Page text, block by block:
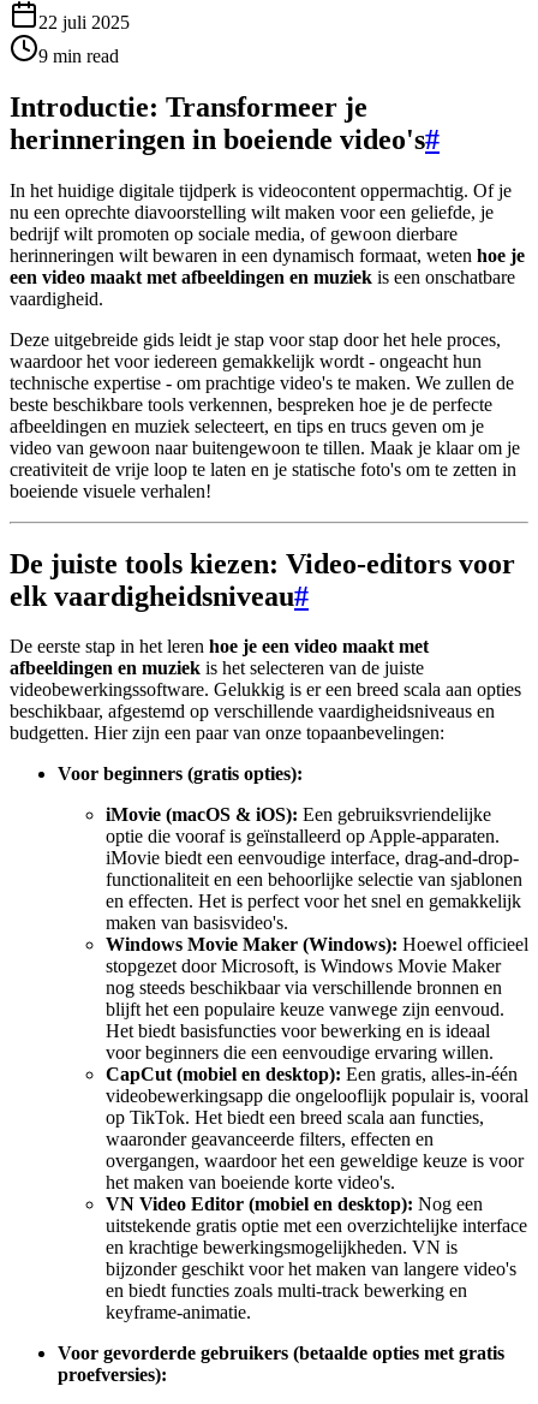
22 juli 2025
9 min read
Introductie: Transformeer je
herinneringen in boeiende video's#
In het huidige digitale tijdperk is videocontent oppermachtig. Of je
nu een oprechte diavoorstelling wilt maken voor een geliefde, je
bedrijf wilt promoten op sociale media, of gewoon dierbare
herinneringen wilt bewaren in een dynamisch formaat, weten hoe je
een video maakt met afbeeldingen en muziek is een onschatbare
vaardigheid.
Deze uitgebreide gids leidt je stap voor stap door het hele proces,
waardoor het voor iedereen gemakkelijk wordt - ongeacht hun
technische expertise - om prachtige video's te maken. We zullen de
beste beschikbare tools verkennen, bespreken hoe je de perfecte
afbeeldingen en muziek selecteert, en tips en trucs geven om je
video van gewoon naar buitengewoon te tillen. Maak je klaar om je
creativiteit de vrije loop te laten en je statische foto's om te zetten in
boeiende visuele verhalen!
De juiste tools kiezen: Video-editors voor
elk vaardigheidsniveau#
De eerste stap in het leren hoe je een video maakt met
afbeeldingen en muziek is het selecteren van de juiste
videobewerkingssoftware. Gelukkig is er een breed scala aan opties
beschikbaar, afgestemd op verschillende vaardigheidsniveaus en
budgetten. Hier zijn een paar van onze topaanbevelingen:
Voor beginners (gratis opties):
iMovie (macOS & iOS): Een gebruiksvriendelijke
optie die vooraf is geïnstalleerd op Apple-apparaten.
iMovie biedt een eenvoudige interface, drag-and-drop-
functionaliteit en een behoorlijke selectie van sjablonen
en effecten. Het is perfect voor het snel en gemakkelijk
maken van basisvideo's.
Windows Movie Maker (Windows): Hoewel officieel
stopgezet door Microsoft, is Windows Movie Maker
nog steeds beschikbaar via verschillende bronnen en
blijft het een populaire keuze vanwege zijn eenvoud.
Het biedt basisfuncties voor bewerking en is ideaal
voor beginners die een eenvoudige ervaring willen.
CapCut (mobiel en desktop): Een gratis, alles-in-één
videobewerkingsapp die ongelooflijk populair is, vooral
op TikTok. Het biedt een breed scala aan functies,
waaronder geavanceerde filters, effecten en
overgangen, waardoor het een geweldige keuze is voor
het maken van boeiende korte video's.
VN Video Editor (mobiel en desktop): Nog een
uitstekende gratis optie met een overzichtelijke interface
en krachtige bewerkingsmogelijkheden. VN is
bijzonder geschikt voor het maken van langere video's
en biedt functies zoals multi-track bewerking en
keyframe-animatie.
Voor gevorderde gebruikers (betaalde opties met gratis
proefversies):